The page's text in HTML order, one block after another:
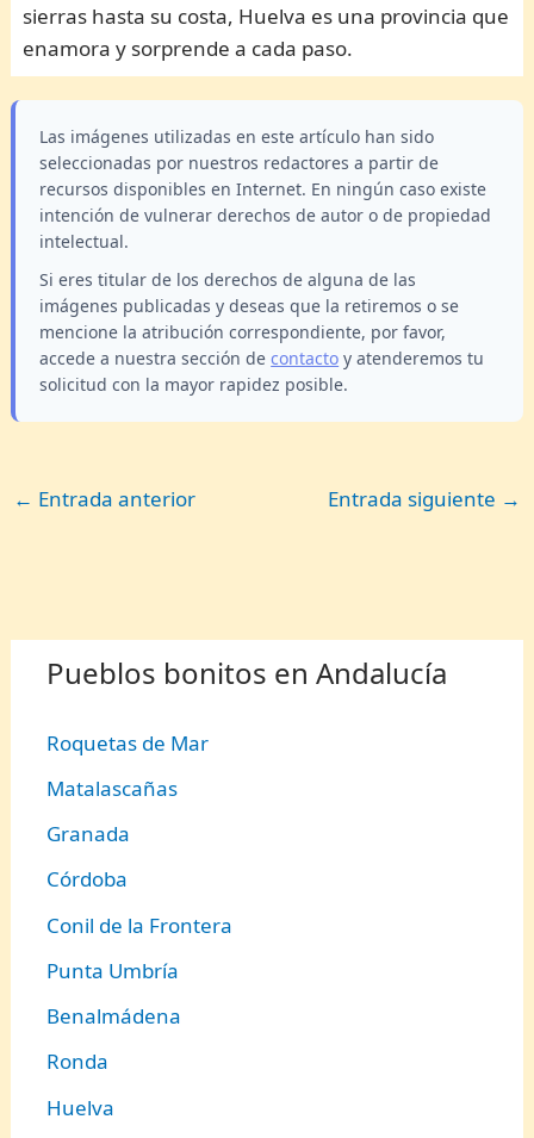
sierras hasta su costa, Huelva es una provincia que
enamora y sorprende a cada paso.
Las imágenes utilizadas en este artículo han sido
seleccionadas por nuestros redactores a partir de
recursos disponibles en Internet. En ningún caso existe
intención de vulnerar derechos de autor o de propiedad
intelectual.
Si eres titular de los derechos de alguna de las
imágenes publicadas y deseas que la retiremos o se
mencione la atribución correspondiente, por favor,
accede a nuestra sección decontacto y atenderemos tu
solicitud con la mayor rapidez posible.
← Entrada anterior Entrada siguiente →
Pueblos bonitos en Andalucía
Roquetas de Mar
Matalascañas
Granada
Córdoba
Conil de la Frontera
Punta Umbría
Benalmádena
Ronda
Huelva